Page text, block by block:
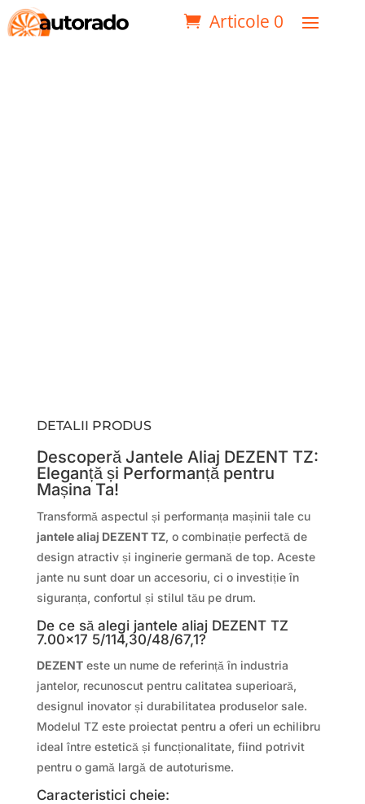
Articole 0
DETALII PRODUS
Descoperă Jantele Aliaj DEZENT TZ:
Eleganță și Performanță pentru
Mașina Ta!
Transformă aspectul și performanța mașinii tale cu
jantele aliaj DEZENT TZ, o combinație perfectă de
design atractiv și inginerie germană de top. Aceste
jante nu sunt doar un accesoriu, ci o investiție în
siguranța, confortul și stilul tău pe drum.
De ce să alegi jantele aliaj DEZENT TZ
7.00×17 5/114,30/48/67,1?
DEZENTeste un nume de referință în industria
jantelor, recunoscut pentru calitatea superioară,
designul inovator și durabilitatea produselor sale.
Modelul TZ este proiectat pentru a oferi un echilibru
ideal între estetică și funcționalitate, fiind potrivit
pentru o gamă largă de autoturisme.
Caracteristici cheie: